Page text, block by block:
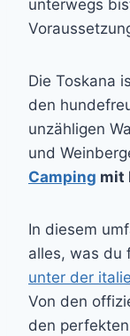
unterwegs
Die Toskana
den
unzähligen
und
Camping mit
In diesem
alles, was du
unter der
Von den
den